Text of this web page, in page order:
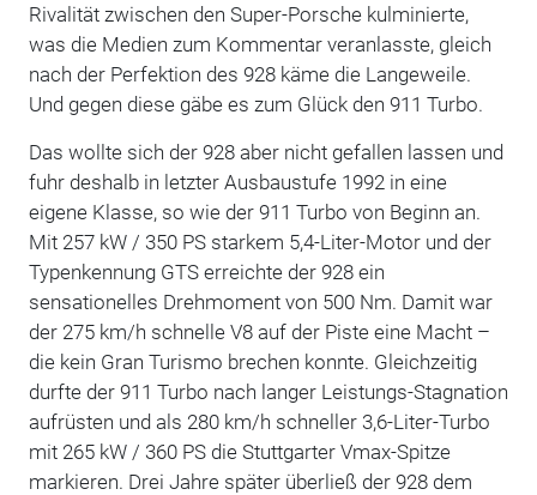
Rivalität zwischen den Super-Porsche kulminierte,
was die Medien zum Kommentar veranlasste, gleich
nach der Perfektion des 928 käme die Langeweile.
Und gegen diese gäbe es zum Glück den 911 Turbo.
Das wollte sich der 928 aber nicht gefallen lassen und
fuhr deshalb in letzter Ausbaustufe 1992 in eine
eigene Klasse, so wie der 911 Turbo von Beginn an.
Mit 257 kW / 350 PS starkem 5,4-Liter-Motor und der
Typenkennung GTS erreichte der 928 ein
sensationelles Drehmoment von 500 Nm. Damit war
der 275 km/h schnelle V8 auf der Piste eine Macht –
die kein Gran Turismo brechen konnte. Gleichzeitig
durfte der 911 Turbo nach langer Leistungs-Stagnation
aufrüsten und als 280 km/h schneller 3,6-Liter-Turbo
mit 265 kW / 360 PS die Stuttgarter Vmax-Spitze
markieren. Drei Jahre später überließ der 928 dem